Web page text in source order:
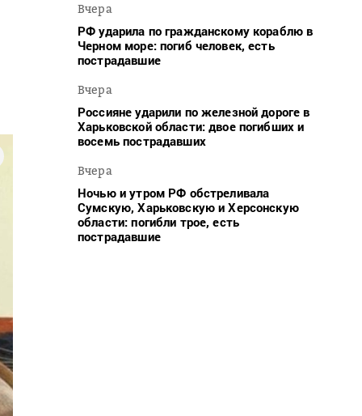
Вчера
РФ ударила по гражданскому кораблю в
Черном море: погиб человек, есть
пострадавшие
Вчера
Россияне ударили по железной дороге в
Харьковской области: двое погибших и
восемь пострадавших
Вчера
Ночью и утром РФ обстреливала
Сумскую, Харьковскую и Херсонскую
области: погибли трое, есть
пострадавшие